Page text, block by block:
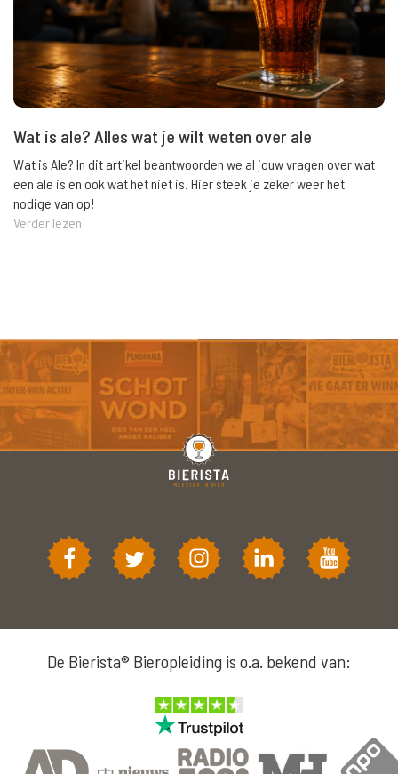
Wat is ale? Alles wat je wilt weten over ale
Wat is Ale? In dit artikel beantwoorden we al jouw vragen over wat
een ale is en ook wat het niet is. Hier steek je zeker weer het
nodige van op!
Verder lezen
De Bierista® Bieropleiding is o.a. bekend van: